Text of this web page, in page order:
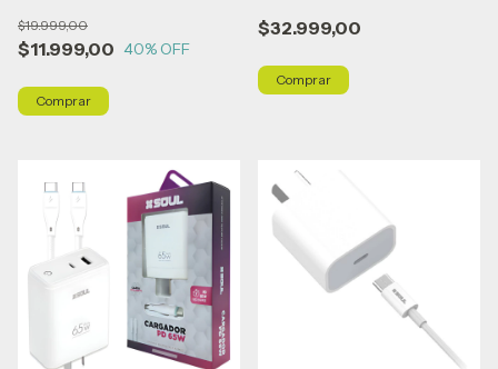
$11.999,00
$19.999,00
40% OFF
$32.999,00